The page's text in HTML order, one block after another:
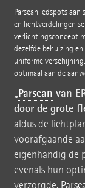
Parscan ledspots
en lichtverdelingen
verlichtingsconcept
dezelfde behuizing
uniforme
optimaal aan de
„Parscan van
door de grote
aldus de
voorafgaande
eigenhandig de
evenals hun
verzorgde.